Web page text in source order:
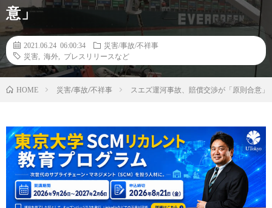
意」
2021.06.24 06:00:34
災害/事故/不祥事
災害
海外 プレスリリースなど
HOME 災害/事故/不祥事 スエズ運河事故、賠償交渉が「原則合意」